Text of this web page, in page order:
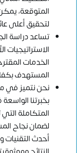
المتوقعة،
لتحقيق أعلى
تساعد دراسة
الاستراتيجيات
الخدمات
المستهدف
نحن نتميز في
بخبرتنا
المتكاملة
لضمان نجاح
أحدث التقنيات